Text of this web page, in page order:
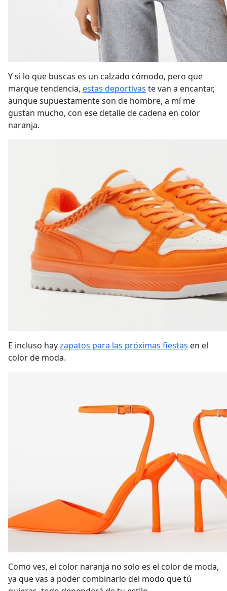
Y si lo que buscas es un calzado cómodo, pero que
marque tendencia, estas deportivas te van a encantar,
aunque supuestamente son de hombre, a mí me
gustan mucho, con ese detalle de cadena en color
naranja.
E incluso hayzapatos para las próximas fiestas en el
color de moda.
Como ves, el color naranja no solo es el color de moda,
ya que vas a poder combinarlo del modo que tú